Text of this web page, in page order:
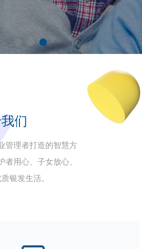
们
管理者打造的智慧方
者用心、子女放心、
银发生活。